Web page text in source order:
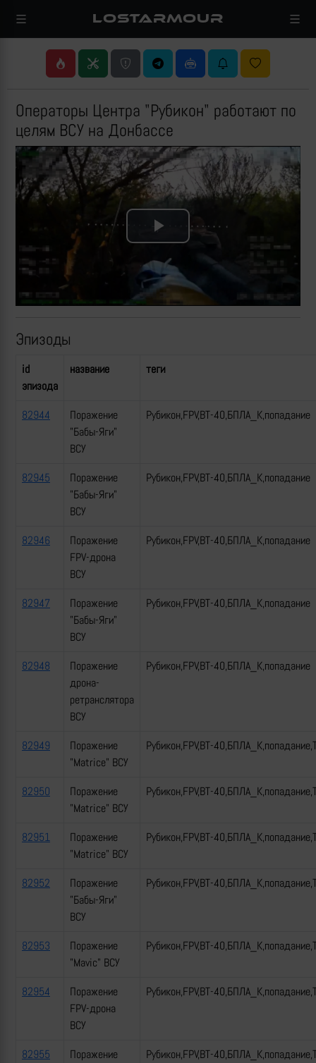
LOSTARMOUR
Операторы Центра "Рубикон" работают по
целям ВСУ на Донбассе
Play
Video
Эпизоды
id
эпизода
название теги
82944
Поражение
"Бабы-Яги"
ВСУ
Рубикон,FPV,ВТ-40,БПЛА_К,попадание
82945
Поражение
"Бабы-Яги"
ВСУ
Рубикон,FPV,ВТ-40,БПЛА_К,попадание
82946
Поражение
FPV-дрона
ВСУ
Рубикон,FPV,ВТ-40,БПЛА_К,попадание
82947
Поражение
"Бабы-Яги"
ВСУ
Рубикон,FPV,ВТ-40,БПЛА_К,попадание
82948
Поражение
дрона-
ретранслятора
ВСУ
Рубикон,FPV,ВТ-40,БПЛА_К,попадание
82949
Поражение
"Matrice" ВСУ
Рубикон,FPV,ВТ-
82950
Поражение
"Matrice" ВСУ
Рубикон,FPV,ВТ-
82951
Поражение
"Matrice" ВСУ
Рубикон,FPV,ВТ-
82952
Поражение
"Бабы-Яги"
ВСУ
Рубикон,FPV,ВТ-
82953
Поражение
"Mavic" ВСУ
Рубикон,FPV,ВТ-
82954
Поражение
FPV-дрона
ВСУ
Рубикон,FPV,ВТ-
82955
Поражение
Рубикон,FPV,ВТ-